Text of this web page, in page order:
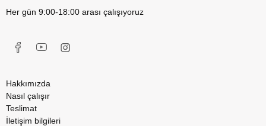
Her gün 9:00-18:00 arası çalışıyoruz
Hakkımızda
Nasıl çalışır
Teslimat
İletişim bilgileri